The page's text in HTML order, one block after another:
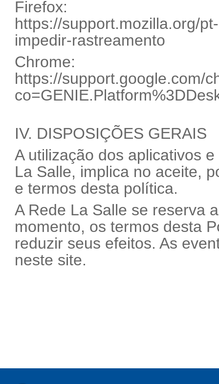
Firefox:
https://support.mozilla.org/
impedir-rastreamento
Chrome:
https://support.google.com/
IV. DISPOSIÇÕES GERAIS
A utilização dos aplicativos
La Salle, implica no aceite,
e termos desta política.
A Rede La Salle se reserva
momento, os termos desta
reduzir seus efeitos. As
neste site.